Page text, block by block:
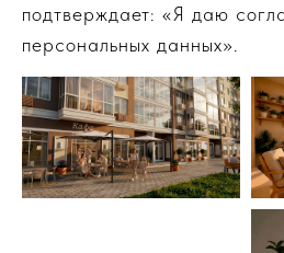
подтверждает: «Я даю
персональных данных».